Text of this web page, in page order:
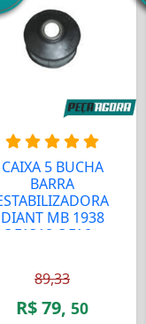
CAIXA 5 BUCHA
BARRA
DIANT MB 1938
OF1318 OF16...
89,33
R$ 79, 50